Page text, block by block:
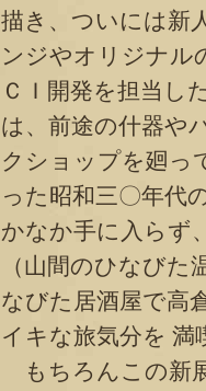
描き、ついには新
ンジやオリジナル
ＣＩ開発を担当し
は、前途の什器や
クショップを廻っ
った昭和三〇年代
かなか手に入らず
（山間のひなび
なびた居酒屋で高
イキな旅気分を 満
もちろんこの新